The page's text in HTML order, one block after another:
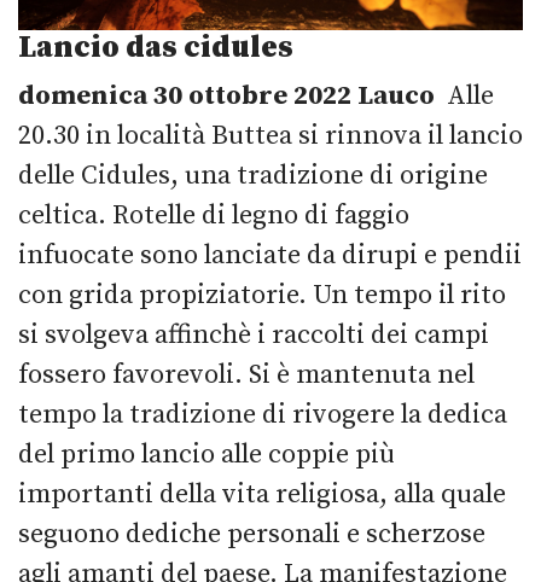
Lancio das cidules
domenica 30 ottobre 2022 Lauco Alle
20.30 in località Buttea si rinnova il lancio
delle Cidules, una tradizione di origine
celtica. Rotelle di legno di faggio
infuocate sono lanciate da dirupi e pendii
con grida propiziatorie. Un tempo il rito
si svolgeva affinchè i raccolti dei campi
fossero favorevoli. Si è mantenuta nel
tempo la tradizione di rivogere la dedica
del primo lancio alle coppie più
importanti della vita religiosa, alla quale
seguono dediche personali e scherzose
agli amanti del paese. La manifestazione